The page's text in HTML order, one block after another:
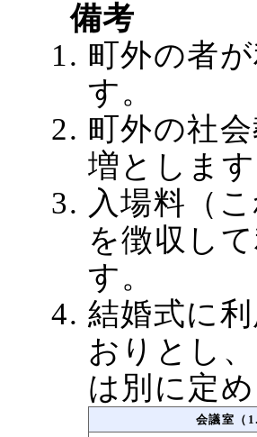
備考
町外の者
す。
町外の社
増としま
入場料（
を徴収し
す。
結婚式に
おりとし
は別に定
会議室（